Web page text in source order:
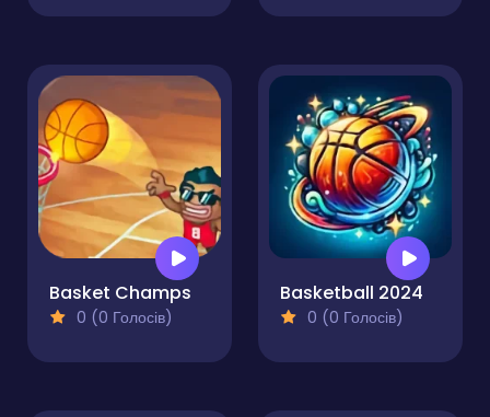
Basket Champs
0 (0 Голосів)
Basketball 2024
0 (0 Голосів)